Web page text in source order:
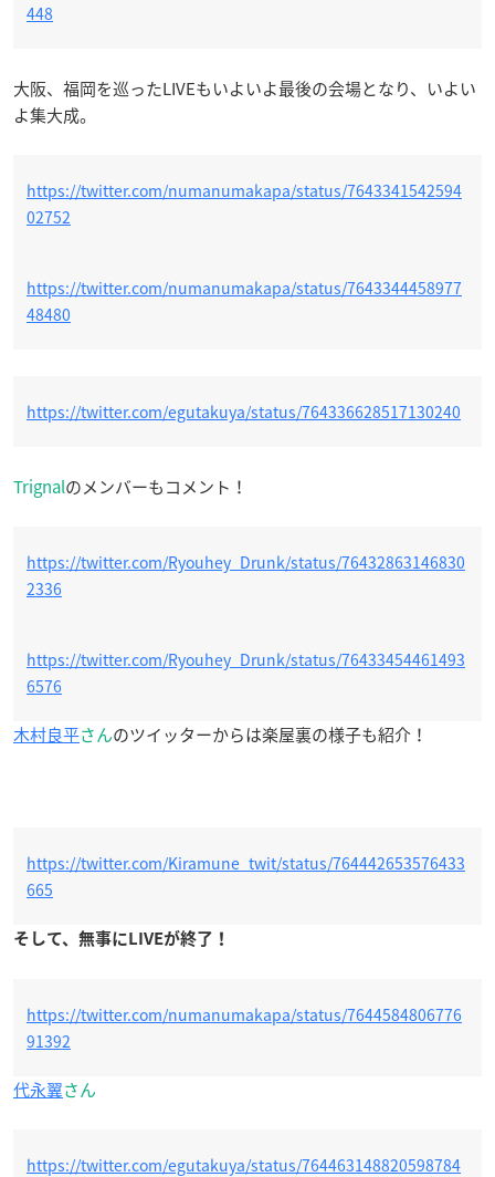
448
大阪、福岡を巡ったLIVEもいよいよ最後の会場となり、いよい
よ集大成。
https://twitter.com/numanumakapa/status/7643341542594
02752
https://twitter.com/numanumakapa/status/7643344458977
48480
https://twitter.com/egutakuya/status/764336628517130240
Trignalのメンバーもコメント！
https://twitter.com/Ryouhey_Drunk/status/76432863146830
2336
https://twitter.com/Ryouhey_Drunk/status/76433454461493
6576
木村良平さんのツイッターからは楽屋裏の様子も紹介！
https://twitter.com/Kiramune_twit/status/764442653576433
665
そして、無事にLIVEが終了！
https://twitter.com/numanumakapa/status/7644584806776
91392
代永翼さん
https://twitter.com/egutakuya/status/764463148820598784